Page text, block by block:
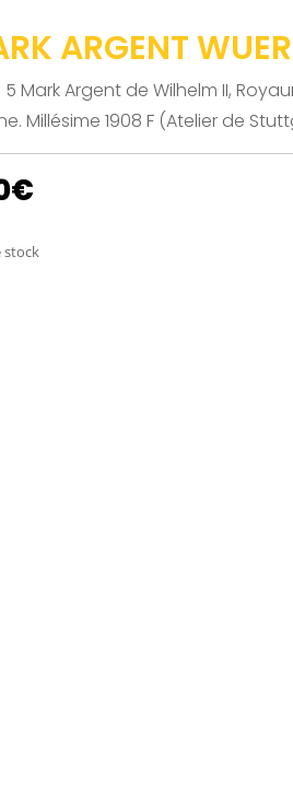
ARGENT
Mark Argent de Wilhelm II,
Millésime 1908 F (Atelier de
€
stock